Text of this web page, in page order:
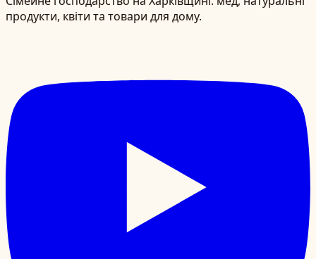
продукти, квіти та товари для дому.